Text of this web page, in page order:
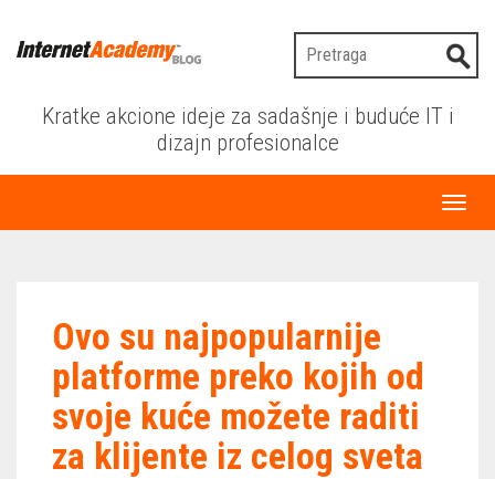
Kratke akcione ideje za sadašnje i buduće IT i
dizajn profesionalce
Ovo su najpopularnije
platforme preko kojih od
svoje kuće možete raditi
za klijente iz celog sveta